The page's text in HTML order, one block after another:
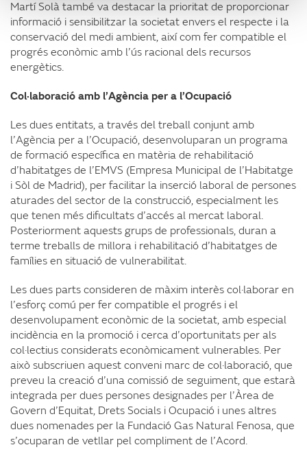
Martí Solà també va destacar la prioritat de proporcionar
informació i sensibilitzar la societat envers el respecte i la
conservació del medi ambient, així com fer compatible el
progrés econòmic amb l’ús racional dels recursos
energètics.
Col·laboració amb l’Agència per a l’Ocupació
Les dues entitats, a través del treball conjunt amb
l’Agència per a l’Ocupació, desenvoluparan un programa
de formació específica en matèria de rehabilitació
d’habitatges de l’EMVS (Empresa Municipal de l’Habitatge
i Sòl de Madrid), per facilitar la inserció laboral de persones
aturades del sector de la construcció, especialment les
que tenen més dificultats d’accés al mercat laboral.
Posteriorment aquests grups de professionals, duran a
terme treballs de millora i rehabilitació d’habitatges de
famílies en situació de vulnerabilitat.
Les dues parts consideren de màxim interès col·laborar en
l’esforç comú per fer compatible el progrés i el
desenvolupament econòmic de la societat, amb especial
incidència en la promoció i cerca d’oportunitats per als
col·lectius considerats econòmicament vulnerables. Per
això subscriuen aquest conveni marc de col·laboració, que
preveu la creació d’una comissió de seguiment, que estarà
integrada per dues persones designades per l’Àrea de
Govern d’Equitat, Drets Socials i Ocupació i unes altres
dues nomenades per la Fundació Gas Natural Fenosa, que
s’ocuparan de vetllar pel compliment de l’Acord.